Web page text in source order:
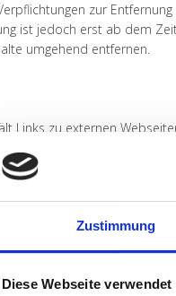
Zustimmung
Diese Webseite
zur
ist jedoch erst ab dem
umgehend entfernen.
Links zu externen
Inhalte der verlinkten
Rechtsverstöße
ohne konkrete
erstellten Inhalte